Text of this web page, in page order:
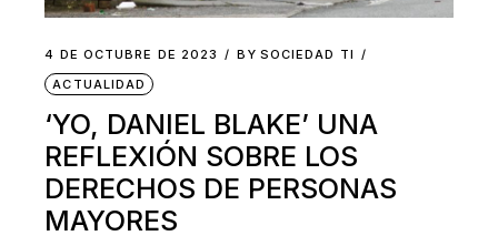
4 DE OCTUBRE DE 2023 BY SOCIEDAD TI
ACTUALIDAD
‘YO, DANIEL BLAKE’ UNA
REFLEXIÓN SOBRE LOS
DERECHOS DE PERSONAS
MAYORES